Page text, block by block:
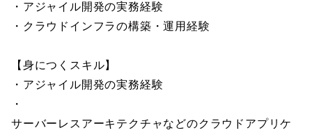
・アジャイル開発の実務経験
・クラウドインフラの構築・運用経験
【身につくスキル】
・アジャイル開発の実務経験
・
サーバーレスアーキテクチャなどのクラウドアプリケ